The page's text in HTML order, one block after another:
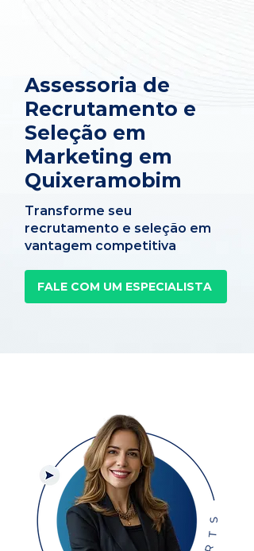
Assessoria de
Recrutamento e
Seleção em
Marketing em
Quixeramobim
Transforme seu
recrutamento e seleção em
vantagem competitiva
FALE COM UM ESPECIALISTA